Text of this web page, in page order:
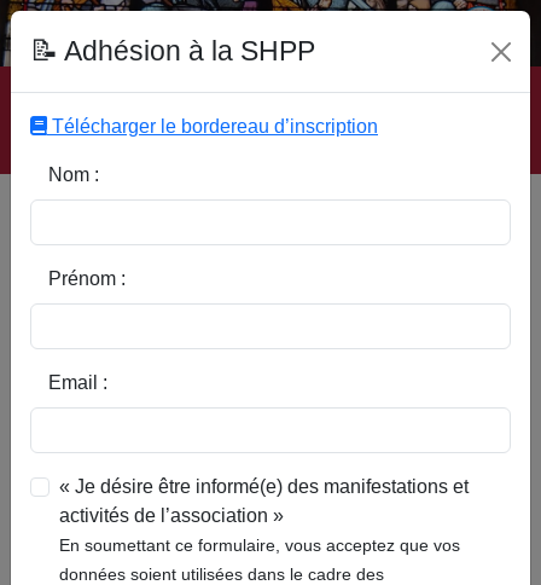
Accueil | Site SHPP | Auteurs | Editeurs | Rubriques |
Sous-Rubriques | Mots-Clefs | Contact
📝 Adhésion à la SHPP
Télécharger le bordereau d’inscription
Nom :
Prénom :
Email :
« Je désire être informé(e) des manifestations et
activités de l’association »
En soumettant ce formulaire, vous acceptez que vos
données soient utilisées dans le cadre des